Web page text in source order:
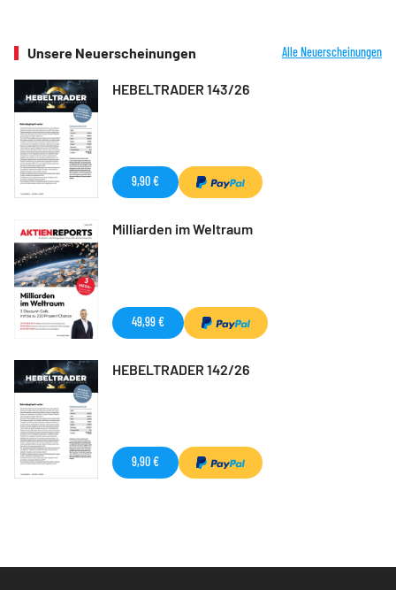
Unsere Neuerscheinungen Alle Neuerscheinungen
HEBELTRADER 143/26
9,90 €
Milliarden im Weltraum
49,99 €
HEBELTRADER 142/26
9,90 €